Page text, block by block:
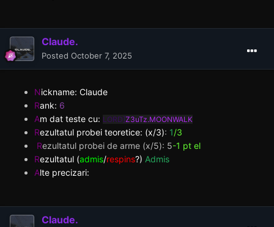
Claude.
Posted October 7, 2025
Nickname: Claude
Rank: 6
Am dat teste cu: LORD]Z3uTz.MOONWALK
Rezultatul probei teoretice: (x/3): 1/3
Rezultatul probei de arme (x/5): 5-1 pt el
Rezultatul (admis/respins?) Admis
Alte precizari:
Claude.